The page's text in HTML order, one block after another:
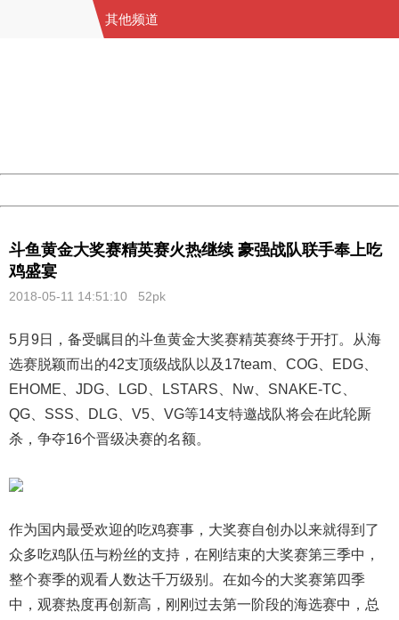
其他频道
斗鱼黄金大奖赛精英赛火热继续 豪强战队联手奉上吃
鸡盛宴
2018-05-11 14:51:10 52pk
5月9日，备受瞩目的斗鱼黄金大奖赛精英赛终于开打。从海
选赛脱颖而出的42支顶级战队以及17team、COG、EDG、
EHOME、JDG、LGD、LSTARS、Nw、SNAKE-TC、
QG、SSS、DLG、V5、VG等14支特邀战队将会在此轮厮
杀，争夺16个晋级决赛的名额。
作为国内最受欢迎的吃鸡赛事，大奖赛自创办以来就得到了
众多吃鸡队伍与粉丝的支持，在刚结束的大奖赛第三季中，
整个赛季的观看人数达千万级别。在如今的大奖赛第四季
中，观赛热度再创新高，刚刚过去第一阶段的海选赛中，总